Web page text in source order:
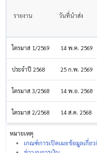
รายงาน วันที่นำส่ง
ไตรมาส 1/2569 14 พ.ค. 2569
ประจำปี 2568 25 ก.พ. 2569
ไตรมาส 3/2568 14 พ.ย. 2568
ไตรมาส 2/2568 14 ส.ค. 2568
หมายเหตุ
เกณฑ์การเปิดเผยข้อมูลเกี่ย